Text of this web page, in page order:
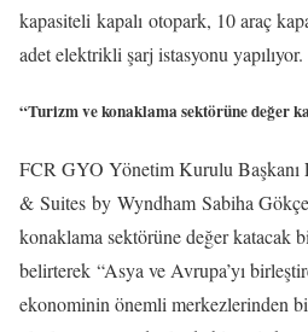
kapasiteli kapalı otopark, 10 araç
adet elektrikli şarj istasyonu yapılıyor.
“Turizm ve konaklama sektörüne değer
FCR GYO Yönetim Kurulu Başkanı
& Suites by Wyndham Sabiha
konaklama sektörüne değer katacak
belirterek “Asya ve Avrupa’yı
ekonominin önemli merkezlerinden